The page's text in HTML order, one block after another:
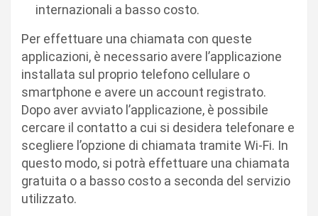
internazionali a basso costo.
Per effettuare una chiamata con queste
applicazioni, è necessario avere l’applicazione
installata sul proprio telefono cellulare o
smartphone e avere un account registrato.
Dopo aver avviato l’applicazione, è possibile
cercare il contatto a cui si desidera telefonare e
scegliere l’opzione di chiamata tramite Wi-Fi. In
questo modo, si potrà effettuare una chiamata
gratuita o a basso costo a seconda del servizio
utilizzato.